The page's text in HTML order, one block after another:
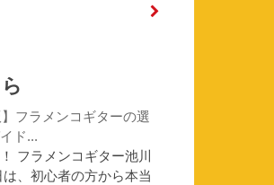
】フラメンコギターの選
ド...
フラメンコギター池川
、初心者の方から本当